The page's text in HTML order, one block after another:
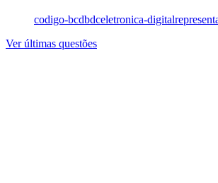
codigo-bcdbdceletronica-digital
Ver últimas questões